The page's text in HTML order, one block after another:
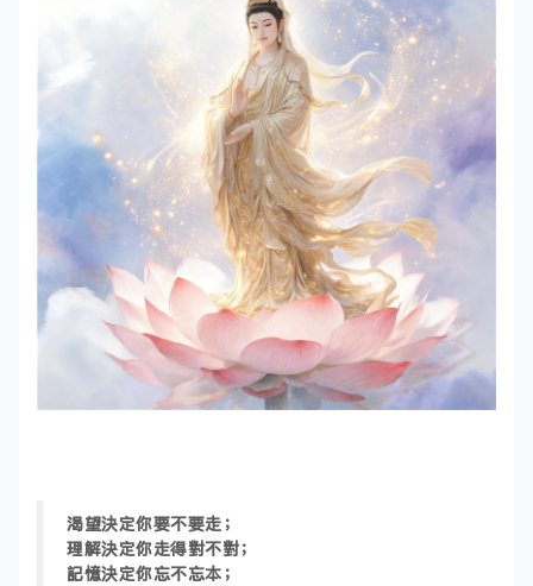
渴望決定你要不要走；
理解決定你走得對不對；
記憶決定你忘不忘本；